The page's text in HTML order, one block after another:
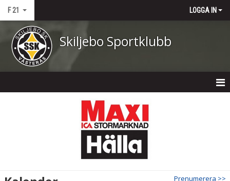
F 21 LOGGA IN
Skiljebo Sportklubb
Prenumerera >>